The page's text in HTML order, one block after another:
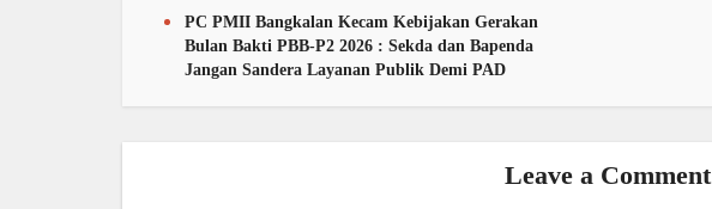
PC PMII Bangkalan Kecam Kebijakan Gerakan
Bulan Bakti PBB-P2 2026 : Sekda dan Bapenda
Jangan Sandera Layanan Publik Demi PAD
Leave a Comment